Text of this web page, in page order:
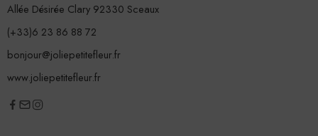
Allée Désirée Clary 92330 Sceaux
(+33)6 23 86 88 72
bonjour@joliepetitefleur.fr
www.joliepetitefleur.fr